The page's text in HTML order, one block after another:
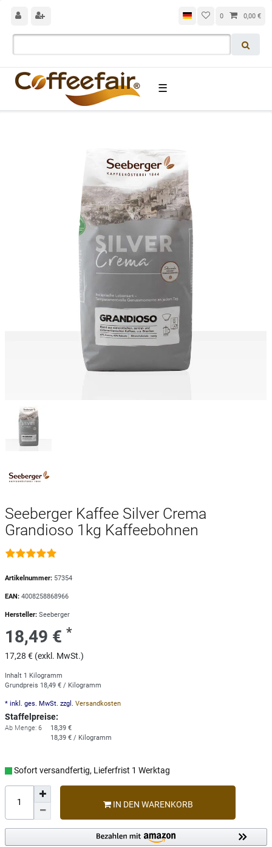
0 0,00 €
☰
Seeberger Kaffee Silver Crema
Grandioso 1kg Kaffeebohnen
Artikelnummer: 57354
EAN: 4008258868966
Hersteller: Seeberger
18,49 € *
17,28 € (exkl. MwSt.)
Inhalt 1
Kilogramm
Grundpreis 18,49 € / Kilogramm
* inkl. ges. MwSt. zzgl. Versandkosten
Staffelpreise:
Ab Menge: 6
18,39 €
18,39 € / Kilogramm
Sofort versandfertig, Lieferfrist 1 Werktag
IN DEN WARENKORB